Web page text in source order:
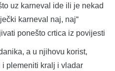
uz karneval ide ili je nekad
karneval naj, naj“
ponešto crtica iz povijesti
a u njihovu korist,
plemeniti kralj i vladar